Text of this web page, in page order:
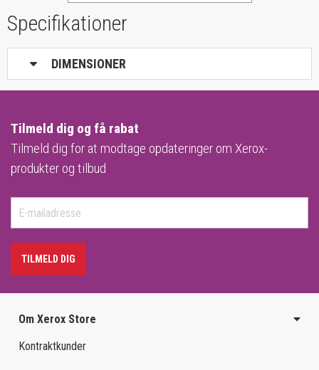
Specifikationer
DIMENSIONER
Tilmeld dig og få rabat
Tilmeld dig for at modtage opdateringer om Xerox-
produkter og tilbud
TILMELD DIG
Om Xerox Store
Kontraktkunder